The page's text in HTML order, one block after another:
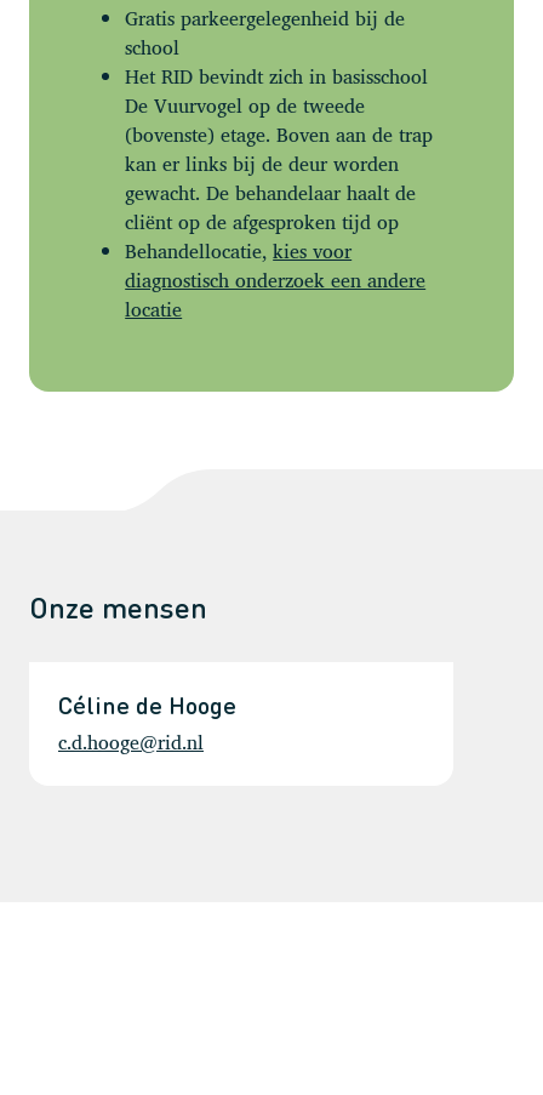
Gratis parkeergelegenheid bij de
school
Het RID bevindt zich in basisschool
De Vuurvogel op de tweede
(bovenste) etage. Boven aan de trap
kan er links bij de deur worden
gewacht. De behandelaar haalt de
cliënt op de afgesproken tijd op
Behandellocatie,kies voor
diagnostisch onderzoek een andere
locatie
Onze mensen
Céline de Hooge
c.d.hooge@rid.nl